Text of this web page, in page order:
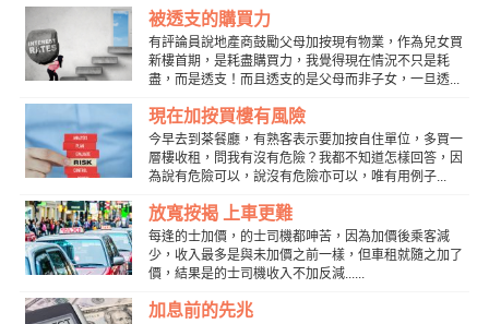
被透支的購買力
有評論員說地產商鼓勵父母加按現有物業，作為兒女買
新樓首期，是耗盡購買力，我覺得現在情況不只是耗
盡，而是透支！而且透支的是父母而非子女，一旦透...
現在加按買樓有風險
今早去到茶餐廳，有熟客表示要加按自住單位，多買一
層樓收租，問我有沒有危險？我都不知道怎樣回答，因
為說有危險可以，說沒有危險亦可以，唯有用例子...
放寬按揭 上車更難
每逢的士加價，的士司機都呻苦，因為加價後乘客減
少，收入最多是與未加價之前一樣，但車租就隨之加了
價，結果是的士司機收入不加反減......
加息前的先兆